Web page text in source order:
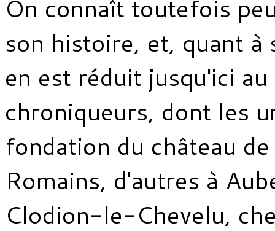
On connaît toutefois
son histoire, et, quant à
en est réduit jusqu'ici
chroniqueurs, dont les
fondation du château
Romains, d'autres à
Clodion-le-Chevelu,